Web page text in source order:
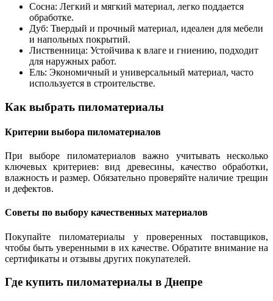
Сосна: Легкий и мягкий материал, легко поддается
обработке.
Дуб: Твердый и прочный материал, идеален для мебели
и напольных покрытий.
Лиственница: Устойчива к влаге и гниению, подходит
для наружных работ.
Ель: Экономичный и универсальный материал, часто
используется в строительстве.
Как выбрать пиломатериалы
Критерии выбора пиломатериалов
При выборе пиломатериалов важно учитывать несколько
ключевых критериев: вид древесины, качество обработки,
влажность и размер. Обязательно проверяйте наличие трещин
и дефектов.
Советы по выбору качественных материалов
Покупайте пиломатериалы у проверенных поставщиков,
чтобы быть уверенными в их качестве. Обратите внимание на
сертификаты и отзывы других покупателей.
Где купить пиломатериалы в Днепре